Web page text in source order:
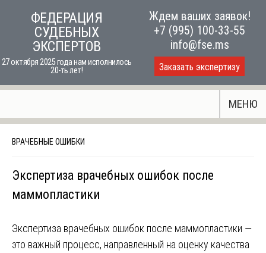
ФЕДЕРАЦИЯ
СУДЕБНЫХ
ЭКСПЕРТОВ
27 октября 2025 года нам исполнилось
20-ть лет!
Ждем ваших заявок!
+7 (995) 100-33-55
info@fse.ms
Заказать экспертизу
МЕНЮ
ВРАЧЕБНЫЕ ОШИБКИ
Экспертиза врачебных ошибок после
маммопластики
Экспертиза врачебных ошибок после маммопластики —
это важный процесс, направленный на оценку качества